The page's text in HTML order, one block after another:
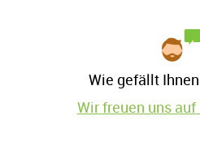
Wie gefällt
Wir freuen uns